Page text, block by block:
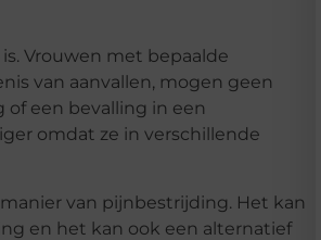
Vrouwen met bepaalde
van aanvallen, mogen geen
of een bevalling in een
omdat ze in verschillende
van pijnbestrijding. Het kan
en het kan ook een alternatief